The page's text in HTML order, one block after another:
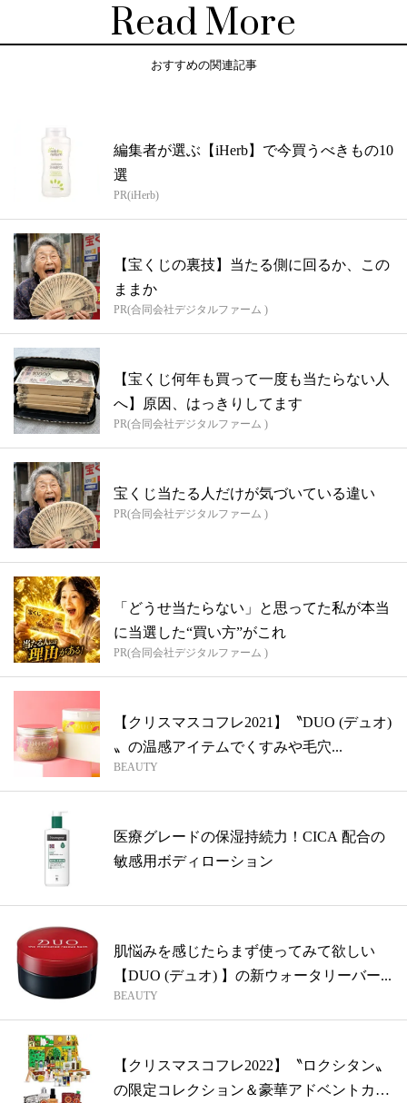
Read More
おすすめの関連記事
編集者が選ぶ【iHerb】で今買うべきもの10
選
PR(iHerb)
【宝くじの裏技】当たる側に回るか、この
ままか
PR(合同会社デジタルファーム )
【宝くじ何年も買って一度も当たらない人
へ】原因、はっきりしてます
PR(合同会社デジタルファーム )
宝くじ当たる人だけが気づいている違い
PR(合同会社デジタルファーム )
「どうせ当たらない」と思ってた私が本当
に当選した“買い方”がこれ
PR(合同会社デジタルファーム )
【クリスマスコフレ2021】〝DUO (デュオ)
〟の温感アイテムでくすみや毛穴...
BEAUTY
医療グレードの保湿持続力！CICA 配合の
敏感用ボディローション
肌悩みを感じたらまず使ってみて欲しい
【DUO (デュオ) 】の新ウォータリーバー...
BEAUTY
【クリスマスコフレ2022】〝ロクシタン〟
の限定コレクション＆豪華アドベントカ